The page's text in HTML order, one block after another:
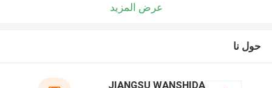
عرض المزيد
حول نا
JIANGSU WANSHIDA